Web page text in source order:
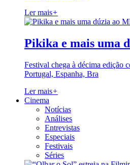
Ler mais+
Pikika e mais uma
Festival chega à décima edição
Portugal, Espanha, Bra
Ler mais+
Cinema
Notícias
Análises
Entrevistas
Especiais
Festivais
Séries